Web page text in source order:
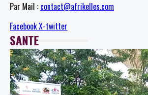
Par Mail : contact@afrikelles.com
FacebookX-twitter
SANTE